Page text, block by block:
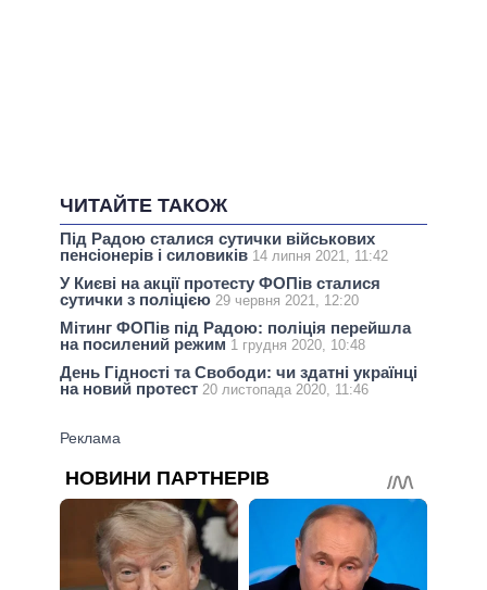
ЧИТАЙТЕ ТАКОЖ
Під Радою сталися сутички військових
пенсіонерів і силовиків 14 липня 2021, 11:42
У Києві на акції протесту ФОПів сталися
сутички з поліцією 29 червня 2021, 12:20
Мітинг ФОПів під Радою: поліція перейшла
на посилений режим 1 грудня 2020, 10:48
День Гідності та Свободи: чи здатні українці
на новий протест 20 листопада 2020, 11:46